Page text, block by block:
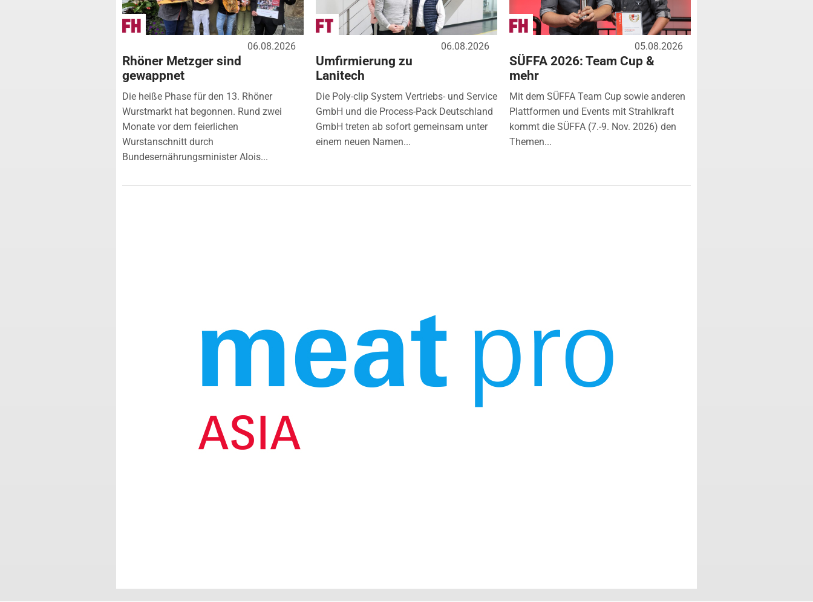
06.08.2026
Rhöner Metzger sind
gewappnet
Die heiße Phase für den 13. Rhöner
Wurstmarkt hat begonnen. Rund zwei
Monate vor dem feierlichen
Wurstanschnitt durch
Bundesernährungsminister Alois...
06.08.2026
Umfirmierung zu
Lanitech
Die Poly-clip System Vertriebs- und Service
GmbH und die Process-Pack Deutschland
GmbH treten ab sofort gemeinsam unter
einem neuen Namen...
05.08.2026
SÜFFA 2026: Team Cup &
mehr
Mit dem SÜFFA Team Cup sowie anderen
Plattformen und Events mit Strahlkraft
kommt die SÜFFA (7.-9. Nov. 2026) den
Themen...